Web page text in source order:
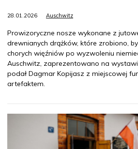
28.01.2026 Auschwitz
Prowizoryczne nosze wykonane z
drewnianych drążków, które zrobiono,
chorych więźniów po wyzwoleniu
Auschwitz, zaprezentowano na
podał Dagmar Kopijasz z miejscowej
artefaktem.